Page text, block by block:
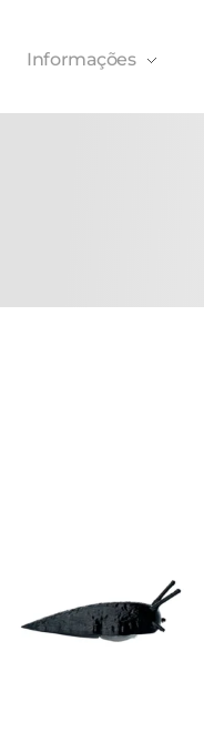
Informações